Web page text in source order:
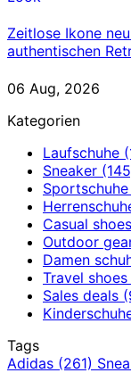
Zeitlose Ikone
authentischen
06 Aug, 2026
Kategorien
Laufschuhe
Sneaker
Sportschuhe
Casual shoes
Outdoor
Damen
Travel shoes
Sales deals
Tags
Adidas (261)